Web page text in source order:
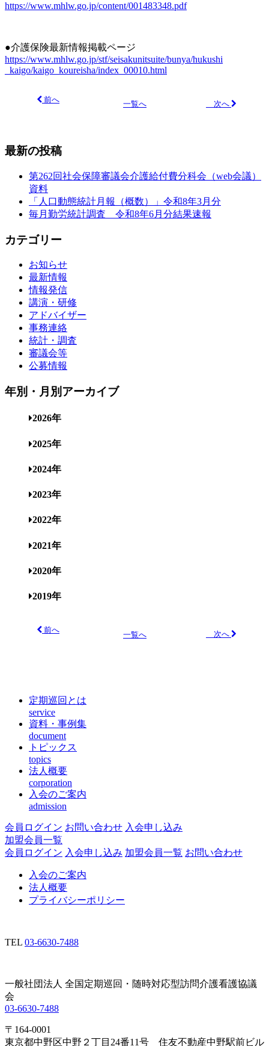
https://www.mhlw.go.jp/content/001483348.pdf
●介護保険最新情報掲載ページ
https://www.mhlw.go.jp/stf/seisakunitsuite/bunya/hukushi
_kaigo/kaigo_koureisha/index_00010.html
前へ
一覧へ 次へ
最新の投稿
第262回社会保障審議会介護給付費分科会（web会議）
資料
「人口動態統計月報（概数）」令和8年3月分
毎月勤労統計調査 令和8年6月分結果速報
カテゴリー
お知らせ
最新情報
情報発信
講演・研修
アドバイザー
事務連絡
統計・調査
審議会等
公募情報
年別・月別アーカイブ
2026年
2025年
2024年
2023年
2022年
2021年
2020年
2019年
前へ
一覧へ 次へ
定期巡回とは
service
資料・事例集
document
トピックス
topics
法人概要
corporation
入会のご案内
admission
会員ログイン お問い合わせ 入会申し込み
加盟会員一覧
会員ログイン 入会申し込み 加盟会員一覧 お問い合わせ
入会のご案内
法人概要
プライバシーポリシー
TEL 03-6630-7488
一般社団法人 全国定期巡回・随時対応型訪問介護看護協議
会
03-6630-7488
〒164-0001
東京都中野区中野２丁目24番11号 住友不動産中野駅前ビル